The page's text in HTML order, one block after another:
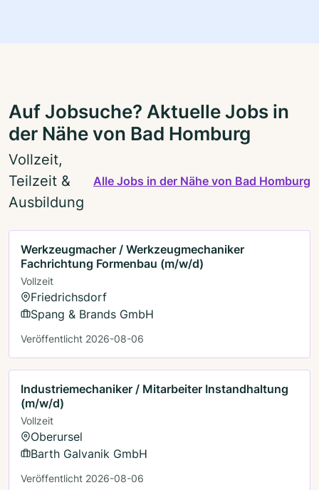
Auf Jobsuche? Aktuelle Jobs in
der Nähe von Bad Homburg
Vollzeit,
Teilzeit &
Ausbildung
Alle Jobs in der Nähe von Bad Homburg
Werkzeugmacher / Werkzeugmechaniker
Fachrichtung Formenbau (m/w/d)
Vollzeit
Friedrichsdorf
Spang & Brands GmbH
Veröffentlicht 2026-08-06
Industriemechaniker / Mitarbeiter Instandhaltung
(m/w/d)
Vollzeit
Oberursel
Barth Galvanik GmbH
Veröffentlicht 2026-08-06